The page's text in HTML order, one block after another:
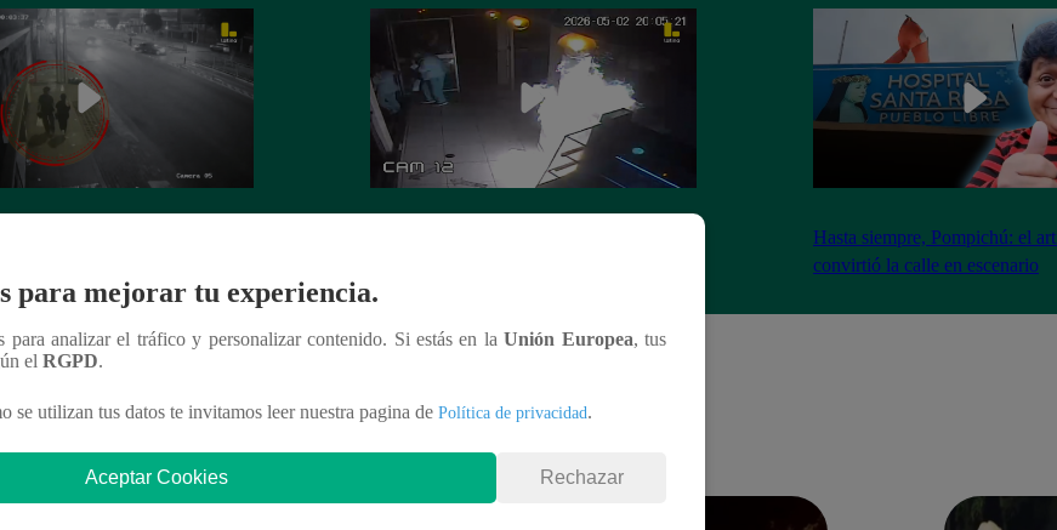
Hasta siempre, Pompichú: el
convirtió la calle en escenario
para mejorar tu experiencia.
para analizar el tráfico y personalizar contenido. Si estás en laUnión Europea, tus
el RGPD.
se utilizan tus datos te invitamos leer nuestra pagina de Política de privacidad.
Aceptar Cookies Rechazar